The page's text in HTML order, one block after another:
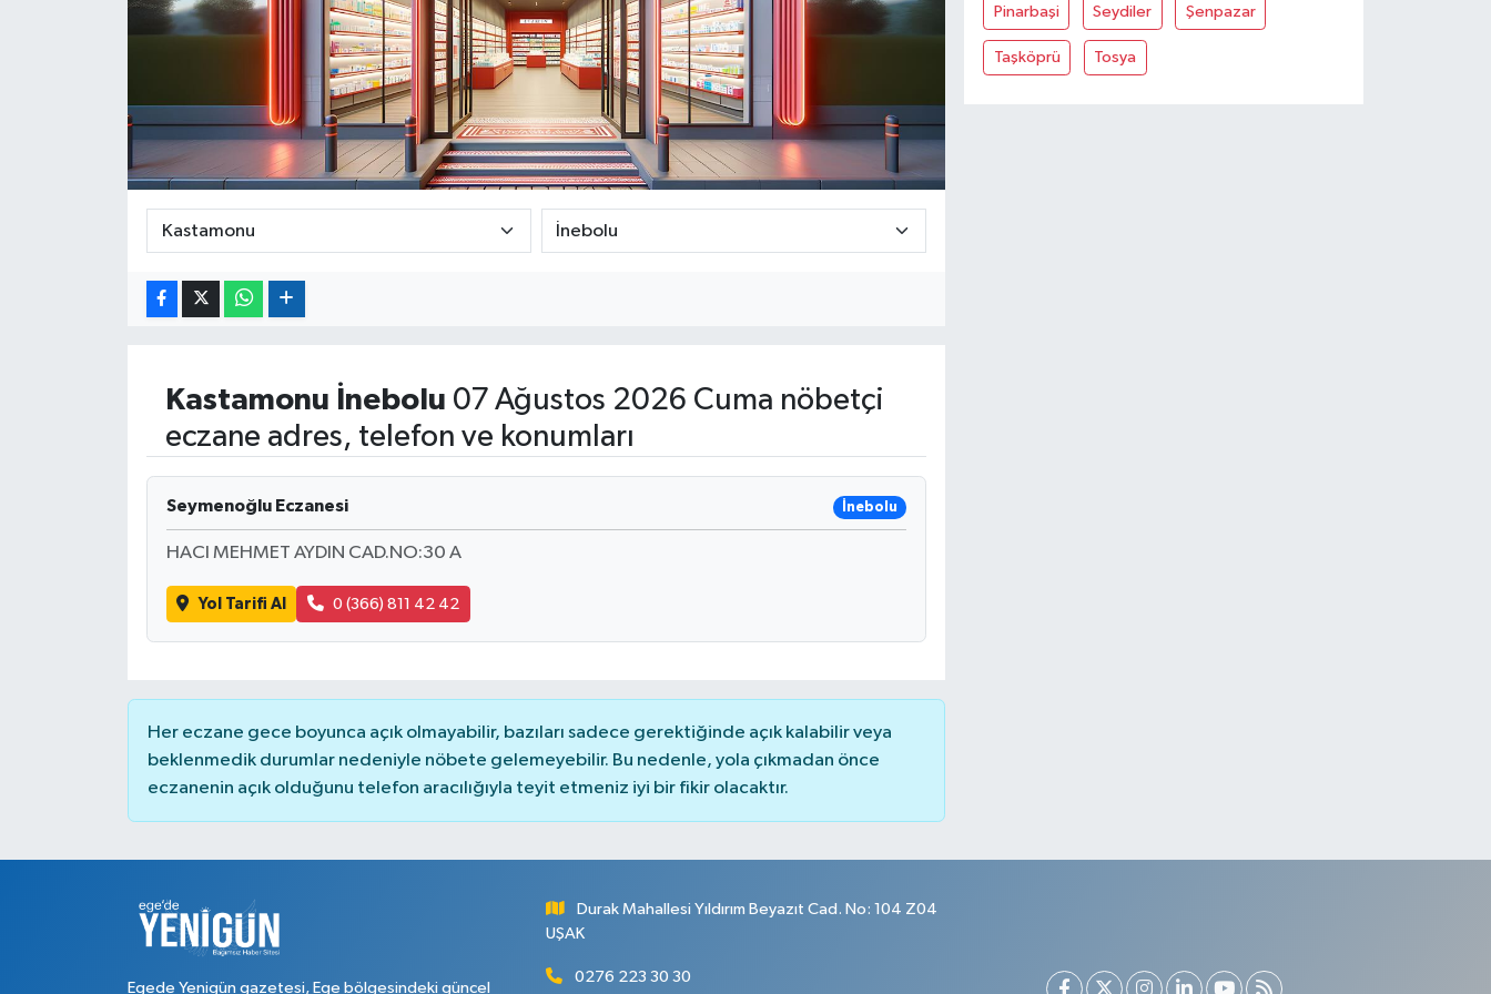
Kastamonu İnebolu 07 Ağustos 2026 Cuma nöbetçi
eczane adres, telefon ve konumları
Seymenoğlu Eczanesi İnebolu
HACI MEHMET AYDIN CAD.NO:30 A
Yol Tarifi Al 0 (366) 811 42 42
Her eczane gece boyunca açık olmayabilir, bazıları sadece gerektiğinde açık kalabilir veya
beklenmedik durumlar nedeniyle nöbete gelemeyebilir. Bu nedenle, yola çıkmadan önce
eczanenin açık olduğunu telefon aracılığıyla teyit etmeniz iyi bir fikir olacaktır.
Pinarbaşi Seydiler Şenpazar
Taşköprü Tosya
Egede Yenigün gazetesi, Ege bölgesindeki güncel
Durak Mahallesi Yıldırım Beyazıt Cad. No: 104 Z04
UŞAK
0276 223 30 30